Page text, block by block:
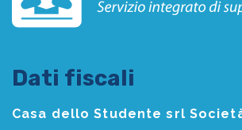
Dati fiscali
Casa dello Studente srl